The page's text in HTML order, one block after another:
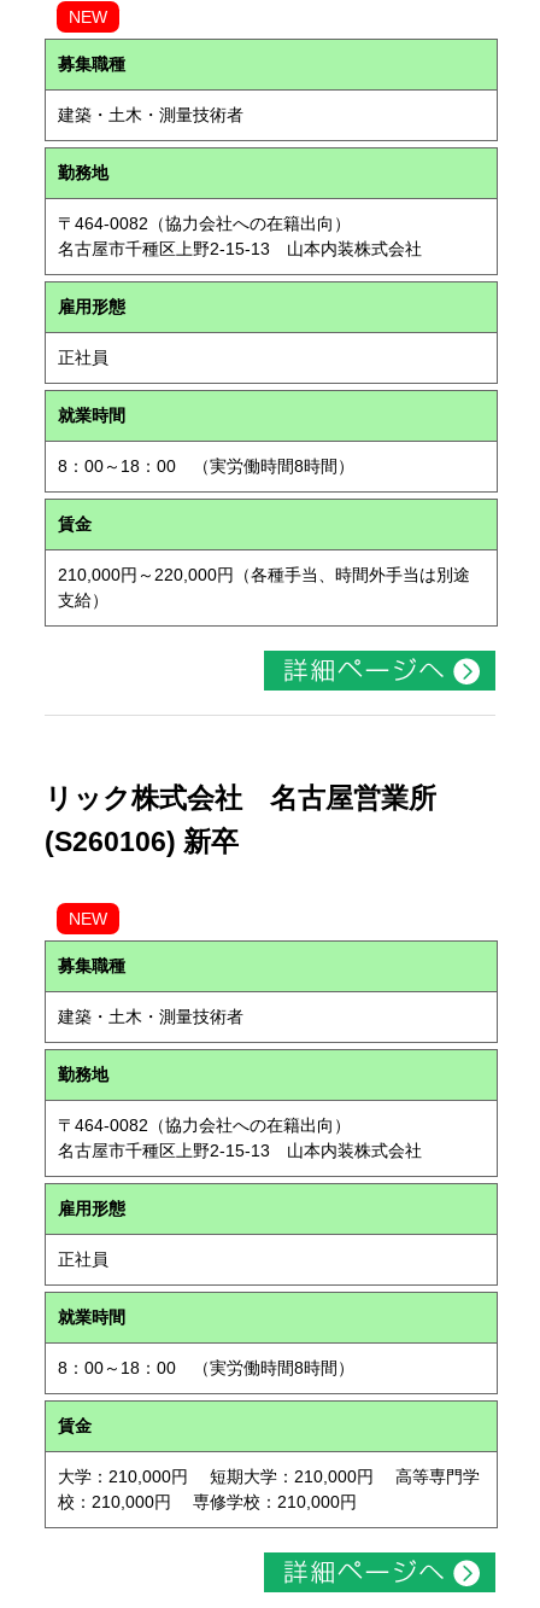
NEW
募集職種
建築・土木・測量技術者
勤務地
〒464-0082（協力会社への在籍出向）
名古屋市千種区上野2-15-13 山本内装株式会社
雇用形態
正社員
就業時間
8：00～18：00 （実労働時間8時間）
賃金
210,000円～220,000円（各種手当、時間外手当は別途
支給）
リック株式会社 名古屋営業所
(S260106) 新卒
NEW
募集職種
建築・土木・測量技術者
勤務地
〒464-0082（協力会社への在籍出向）
名古屋市千種区上野2-15-13 山本内装株式会社
雇用形態
正社員
就業時間
8：00～18：00 （実労働時間8時間）
賃金
大学：210,000円 短期大学：210,000円 高等専門学
校：210,000円 専修学校：210,000円